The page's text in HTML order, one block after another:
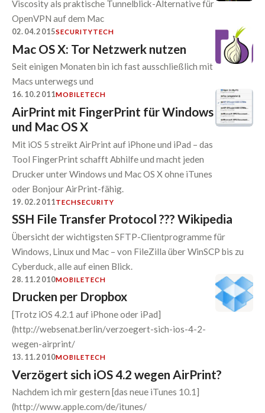
Viscosity als praktische Tunnelblick-Alternative für
OpenVPN auf dem Mac
02.04.2015SECURITYTECH
Mac OS X: Tor Netzwerk nutzen
Seit einigen Monaten bin ich fast ausschließlich mit
Macs unterwegs und
16.10.2011MOBILETECH
AirPrint mit FingerPrint für Windows
und Mac OS X
Mit iOS 5 streikt AirPrint auf iPhone und iPad – das
Tool FingerPrint schafft Abhilfe und macht jeden
Drucker unter Windows und Mac OS X ohne iTunes
oder Bonjour AirPrint-fähig.
19.02.2011TECHSECURITY
SSH File Transfer Protocol ??? Wikipedia
Übersicht der wichtigsten SFTP-Clientprogramme für
Windows, Linux und Mac – von FileZilla über WinSCP bis zu
Cyberduck, alle auf einen Blick.
28.11.2010MOBILETECH
Drucken per Dropbox
[Trotz iOS 4.2.1 auf iPhone oder iPad]
(http://websenat.berlin/verzoegert-sich-ios-4-2-
wegen-airprint/
13.11.2010MOBILETECH
Verzögert sich iOS 4.2 wegen AirPrint?
Nachdem ich mir gestern [das neue iTunes 10.1]
(http://www.apple.com/de/itunes/